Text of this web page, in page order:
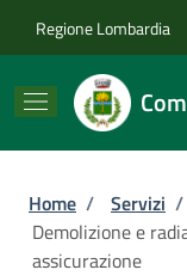
Regione Lombardia
Briciole
Home / Servizi /
Demolizione e
assicurazione